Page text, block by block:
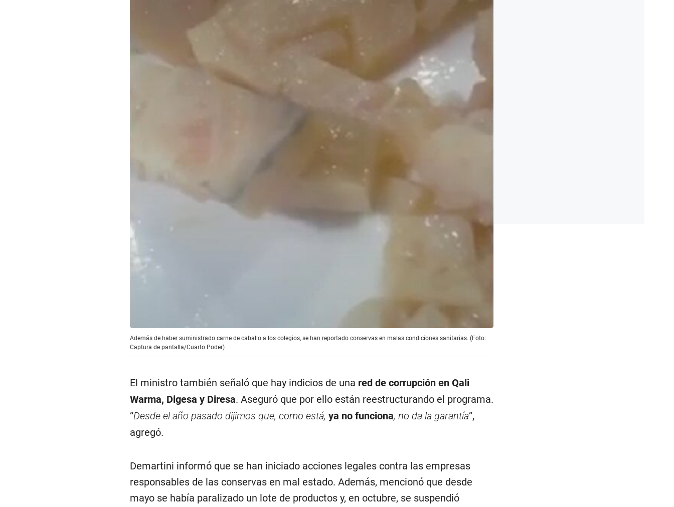
Además de haber suministrado carne de caballo a los colegios, se han reportado conservas en malas condiciones sanitarias. (Foto:
Captura de pantalla/Cuarto Poder)
El ministro también señaló que hay indicios de una red de corrupción en Qali
Warma, Digesa y Diresa. Aseguró que por ello están reestructurando el programa.
“Desde el año pasado dijimos que, como está, ya no funciona, no da la garantía”,
agregó.
Demartini informó que se han iniciado acciones legales contra las empresas
responsables de las conservas en mal estado. Además, mencionó que desde
mayo se había paralizado un lote de productos y, en octubre, se suspendió